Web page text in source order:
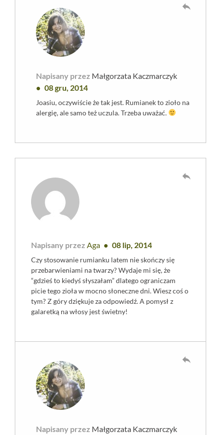
Napisany przez Małgorzata Kaczmarczyk
08 gru, 2014
Joasiu, oczywiście że tak jest. Rumianek to zioło na
alergię, ale samo też uczula. Trzeba uważać.
reply
Napisany przez Aga 08 lip, 2014
Czy stosowanie rumianku latem nie skończy się
przebarwieniami na twarzy? Wydaje mi się, że
“gdzieś to kiedyś słyszałam” dlatego ograniczam
picie tego zioła w mocno słoneczne dni. Wiesz coś o
tym? Z góry dziękuje za odpowiedź. A pomysł z
galaretką na włosy jest świetny!
reply
Napisany przez Małgorzata Kaczmarczyk
reply